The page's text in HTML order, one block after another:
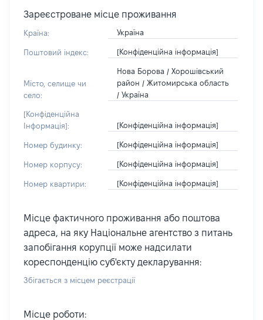
Зареєстроване місце проживання
Країна: Україна
Поштовий індекс: [Конфіденційна інформація]
Місто, селище чи
село:
Нова Борова / Хорошівський
район / Житомирська область
/ Україна
[Конфіденційна
Інформація]:
[Конфіденційна інформація]
Номер будинку: [Конфіденційна інформація]
Номер корпусу: [Конфіденційна інформація]
Номер квартири: [Конфіденційна інформація]
Місце фактичного проживання або поштова
адреса, на яку Національне агентство з питань
запобігання корупції може надсилати
кореспонденцію суб'єкту декларування:
Збігається з місцем реєстрації
Місце роботи: